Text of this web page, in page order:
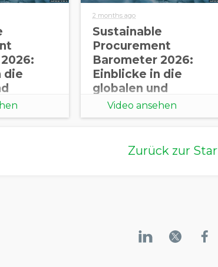
die
2 months ago
Sustainable
Procurement
Barometer 2026:
Einblicke in die
globalen und
regionalen
Erkenntnisse
Video ansehen
Zurück zur